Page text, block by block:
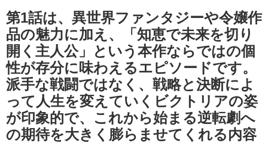
第1話は、異世界ファンタジーや令嬢作
品の魅力に加え、「知恵で未来を切り
開く主人公」という本作ならではの個
性が存分に味わえるエピソードです。
派手な戦闘ではなく、戦略と決断によ
って人生を変えていくビクトリアの姿
が印象的で、これから始まる逆転劇へ
の期待を大きく膨らませてくれる内容